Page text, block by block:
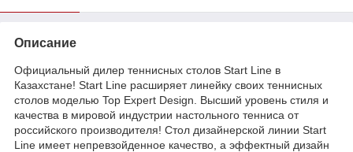
Описание
Официальный дилер теннисных столов Start Line в
Казахстане! Start Line расширяет линейку своих теннисных
столов моделью Top Expert Design. Высший уровень стиля и
качества в мировой индустрии настольного тенниса от
российского производителя! Стол дизайнерской линии Start
Line имеет непревзойденное качество, а эффектный дизайн